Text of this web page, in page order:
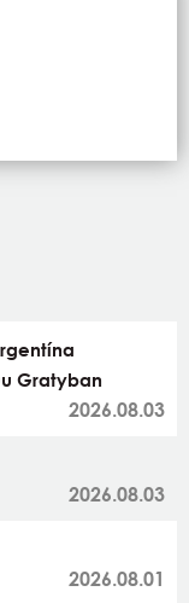
Gratyban
2026.08.03
2026.08.03
2026.08.01